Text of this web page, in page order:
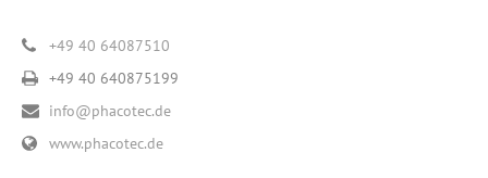
+49 40 64087510
+49 40 640875199
info@phacotec.de
www.phacotec.de